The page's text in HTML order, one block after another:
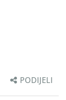
PODIJELI